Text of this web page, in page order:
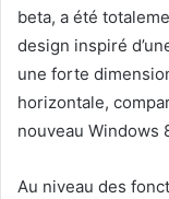
beta, a été
design inspiré
une forte
horizontale,
nouveau Windows
Au niveau des